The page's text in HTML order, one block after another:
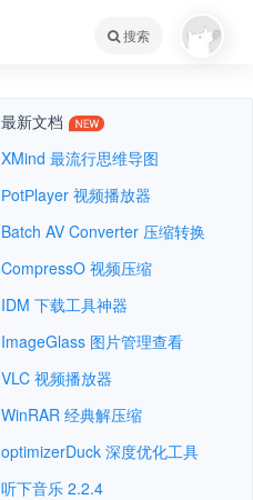
搜索
最新文档
XMind 最流行思维导图
РotРlayer 视频播放器
Batch AV Converter 压缩转换
CompressO 视频压缩
IDM 下载工具神器
ImageGlass 图片管理查看
VLC 视频播放器
WinRAR 经典解压缩
optimizerDuck 深度优化工具
听下音乐 2.2.4